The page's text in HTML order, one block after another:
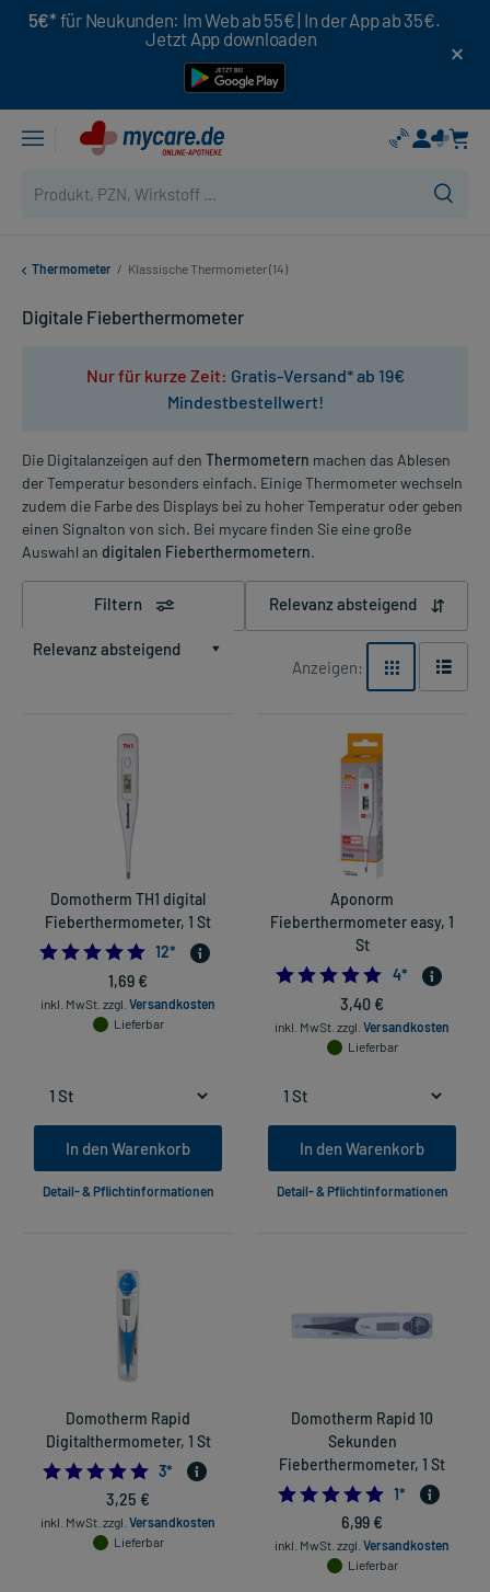
5€* für Neukunden: Im Web ab 55€ | In der App ab 35€.
Jetzt App downloaden
Thermometer / Klassische Thermometer (14)
Digitale Fieberthermometer
Nur für kurze Zeit: Gratis-Versand* ab 19€
Mindestbestellwert!
Die Digitalanzeigen auf den Thermometern machen das Ablesen
der Temperatur besonders einfach. Einige Thermometer wechseln
zudem die Farbe des Displays bei zu hoher Temperatur oder geben
einen Signalton von sich. Bei mycare finden Sie eine große
Auswahl an digitalen Fieberthermometern.
Filtern Relevanz absteigend
Relevanz absteigend
Anzeigen:
Domotherm TH1 digital
Fieberthermometer, 1 St
4.916666666666667
12*
1,69 €
inkl. MwSt. zzgl. Versandkosten
Lieferbar
In den Warenkorb
Detail- & Pflichtinformationen
Aponorm
Fieberthermometer easy, 1
St
5.0
4*
3,40 €
inkl. MwSt. zzgl. Versandkosten
Lieferbar
In den Warenkorb
Detail- & Pflichtinformationen
Domotherm Rapid
Digitalthermometer, 1 St
5.0
3*
3,25 €
inkl. MwSt. zzgl. Versandkosten
Lieferbar
Domotherm Rapid 10
Sekunden
Fieberthermometer, 1 St
5.0
1*
6,99 €
inkl. MwSt. zzgl. Versandkosten
Lieferbar